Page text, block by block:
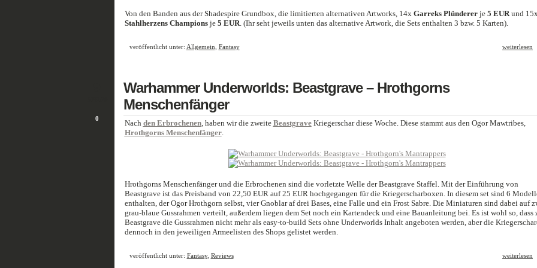
Von den Banden aus der Shadespire Grundbox, die limitierten alternativen Artworks, 14x Garreks Plündererje 5 EURund
Stahlherzens Championsje 5 EUR. (Ihr seht jeweils unten das alternative Artwork, die Sets enthalten 3 bzw. 5 Karten).
veröffentlicht unter: Allgemein Fantasy weiterlesen
0
Warhammer Underworlds: Beastgrave – Hrothgorns
Menschenfänger
Nach den Erbrochenen, haben wir die zweite BeastgraveKriegerschar diese Woche. Diese stammt aus den Ogor Mawtribes,
Hrothgorns Menschenfänger.
Hrothgorns Menschenfänger und die Erbrochenen sind die vorletzte Welle der Beastgrave Staffel. Mit der Einführung von
Beastgrave ist das Preisband von 22,50 EUR auf 25 EUR hochgegangen für die Kriegerscharboxen. In diesem set sind 6
enthalten, der Ogor Hrothgorn selbst, vier Gnoblar af drei Bases, eine Falle und ein Frost Sabre. Die Miniaturen sind dabei auf
grau-blaue Gussrahmen verteilt, außerdem liegen dem Set noch ein Kartendeck und eine Bauanleitung bei. Es ist wohl so, dass
Beastgrave die Gussrahmen nicht mehr als easy-to-build Sets ohne Underworlds Inhalt angeboten werden, aber die
dennoch in den jeweiligen Armeelisten des Shops gelistet werden.
veröffentlicht unter: Fantasy, Reviews weiterlesen